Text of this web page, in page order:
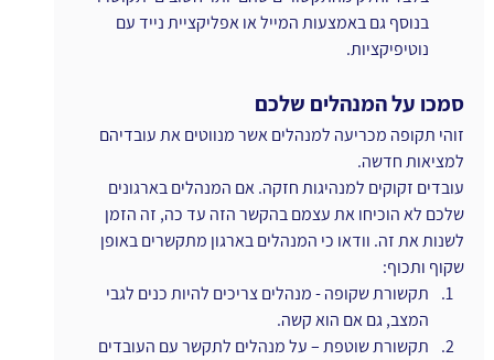
בנוסף גם באמצעות המייל או אפליקציית נייד עם
נוטיפיקציות.
סמכו על המנהלים שלכם
זוהי תקופה מכריעה למנהלים אשר מנווטים את עובדיהם
למציאות חדשה.
עובדים זקוקים למנהיגות חזקה. אם המנהלים בארגונים
שלכם לא הוכיחו את עצמם בהקשר הזה עד כה, זה הזמן
לשנות את זה. וודאו כי המנהלים בארגון מתקשרים באופן
שקוף ותכוף:
תקשורת שקופה - מנהלים צריכים להיות כנים לגבי
המצב, גם אם הוא קשה.
תקשורת שוטפת – על מנהלים לתקשר עם העובדים